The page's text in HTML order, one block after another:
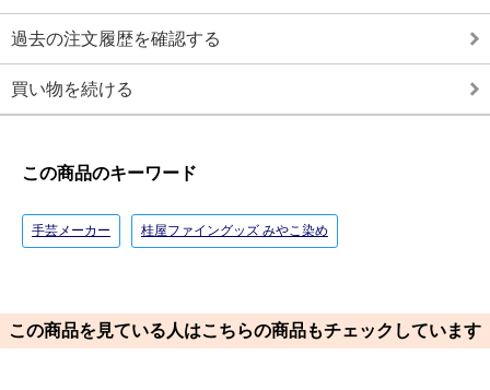
過去の注文履歴を確認する
買い物を続ける
この商品のキーワード
手芸メーカー 桂屋ファイングッズ みやこ染め
この商品を見ている人はこちらの商品もチェックしています